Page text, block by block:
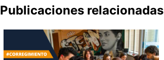
Publicaciones relacionadas